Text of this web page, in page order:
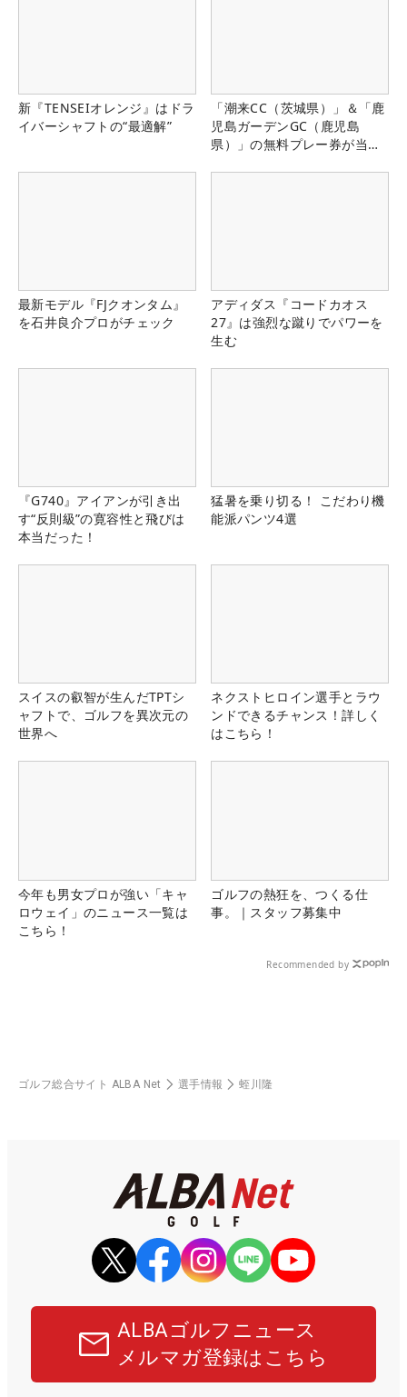
新『TENSEIオレンジ』はドラ
イバーシャフトの“最適解”
「潮来CC（茨城県）」＆「鹿
児島ガーデンGC（鹿児島
県）」の無料プレー券が当た
最新モデル『FJクオンタム』
を石井良介プロがチェック
アディダス『コードカオス
27』は強烈な蹴りでパワーを
生む
『G740』アイアンが引き出
す“反則級”の寛容性と飛びは
本当だった！
猛暑を乗り切る！ こだわり機
能派パンツ4選
スイスの叡智が生んだTPTシ
ャフトで、ゴルフを異次元の
世界へ
ネクストヒロイン選手とラウ
ンドできるチャンス！詳しく
はこちら！
今年も男女プロが強い「キャ
ロウェイ」のニュース一覧は
こちら！
ゴルフの熱狂を、つくる仕
事。｜スタッフ募集中
Recommended by
ゴルフ総合サイト ALBA Net 選手情報 蛭川隆
ALBAゴルフニュース
メルマガ登録はこちら